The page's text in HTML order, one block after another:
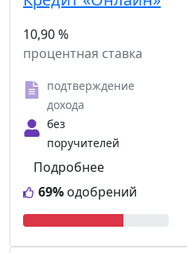
10,90 %
процентная ставка
подтверждение
дохода
без
поручителей
69% одобрений
Подробнее